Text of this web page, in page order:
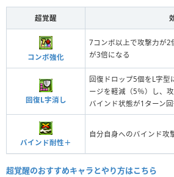
超覚醒
コンボ強化
7コンボ以上で攻撃力が2
が3倍になる
回復L字消し
回復ドロップ5個をL字型
ージを軽減（5％）し、
バインド状態が1ターン回
バインド耐性＋
自分自身へのバインド攻
超覚醒のおすすめキャラとやり方はこちら